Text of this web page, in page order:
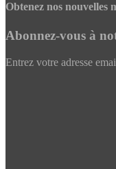
Obtenez nos nouvelles
Abonnez-vous à
Entrez votre adresse